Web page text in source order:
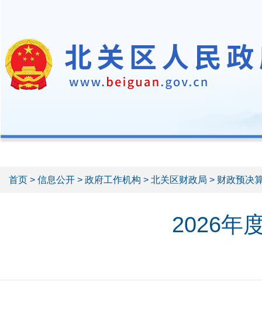
首页 > 信息公开 > 政府工作机构 > 北关区财政局 > 财政预决
2026年